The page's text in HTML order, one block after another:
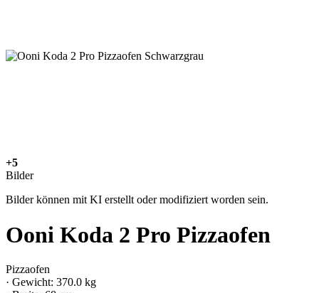
+5
Bilder
Bilder können mit KI erstellt oder modifiziert worden sein.
Ooni Koda 2 Pro Pizzaofen
Pizzaofen
· Gewicht: 370.0 kg